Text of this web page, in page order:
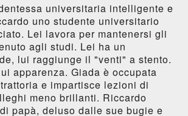
universitaria intelligente e
uno studente universitario
Lei lavora per mantenersi gli
agli studi. Lei ha un
lui raggiunge il "venti" a stento.
apparenza. Giada è occupata
e impartisce lezioni di
meno brillanti. Riccardo
papà, deluso dalle sue bugie e